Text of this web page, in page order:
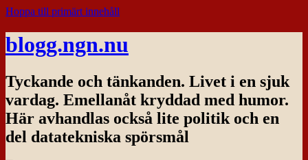
Hoppa till primärt innehåll
blogg.ngn.nu
Tyckande och tänkanden. Livet i en sjuk
vardag. Emellanåt kryddad med humor.
Här avhandlas också lite politik och en
del datatekniska spörsmål